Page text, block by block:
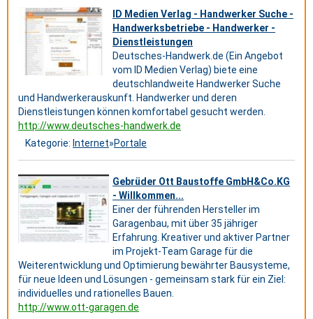
ID Medien Verlag - Handwerker Suche -
Handwerksbetriebe - Handwerker -
Dienstleistungen
Deutsches-Handwerk.de (Ein Angebot
vom ID Medien Verlag) biete eine
deutschlandweite Handwerker Suche
und Handwerkerauskunft. Handwerker und deren
Dienstleistungen können komfortabel gesucht werden.
http://www.deutsches-handwerk.de
Kategorie: Internet»Portale
Gebrüder Ott Baustoffe GmbH&Co.KG
- Willkommen...
Einer der führenden Hersteller im
Garagenbau, mit über 35 jähriger
Erfahrung. Kreativer und aktiver Partner
im Projekt-Team Garage für die
Weiterentwicklung und Optimierung bewährter Bausysteme,
für neue Ideen und Lösungen - gemeinsam stark für ein Ziel:
individuelles und rationelles Bauen.
http://www.ott-garagen.de